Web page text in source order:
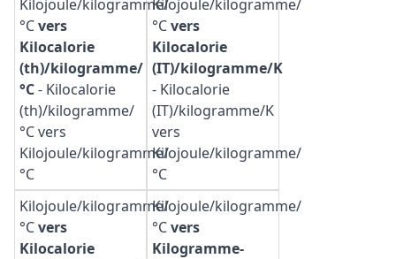
Kilojoule/kilogramme/
°Cvers
Kilocalorie
(th)/kilogramme/
°C- Kilocalorie
(th)/kilogramme/
°C vers
Kilojoule/kilogramme/
°C
Kilojoule/kilogramme/
°Cvers
Kilocalorie
(IT)/kilogramme/K
- Kilocalorie
(IT)/kilogramme/K
vers
Kilojoule/kilogramme/
°C
Kilojoule/kilogramme/
°Cvers
Kilocalorie
Kilojoule/kilogramme/
°Cvers
Kilogramme-